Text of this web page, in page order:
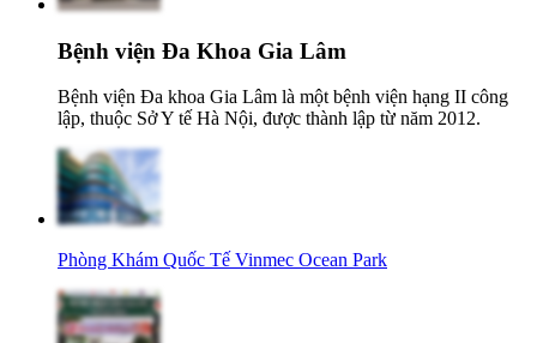
Bệnh viện Đa Khoa Gia Lâm
Bệnh viện Đa khoa Gia Lâm là một bệnh viện hạng II công
lập, thuộc Sở Y tế Hà Nội, được thành lập từ năm 2012.
Phòng Khám Quốc Tế Vinmec Ocean Park